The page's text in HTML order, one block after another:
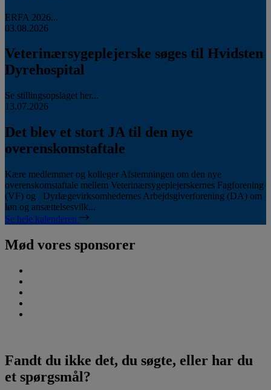
ERFA 2026...
03.08.2026
Veterinærsygeplejerske søges til Hvidsten
Dyrehospital
Se stillingsopslaget her...
13.07.2026
Det blev et stort JA til den nye
overenskomstaftale
Kære medlemmer og kolleger Afstemningen om den nye
overenskomstaftale mellem Veterinærsygeplejerskernes Fagforening
(VF) og Dyrlægevirksomhedernes Arbejdsgiverforening (DA) om
løn og ansættelsesvilk...
Se hele kalenderen
Mød vores sponsorer
Fandt du ikke det, du søgte, eller har du
et spørgsmål?